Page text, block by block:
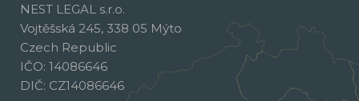
NEST LEGAL s.r.o.
Vojtěšská 245, 338 05 Mýto
Czech Republic
IČO: 14086646
DIČ: CZ14086646